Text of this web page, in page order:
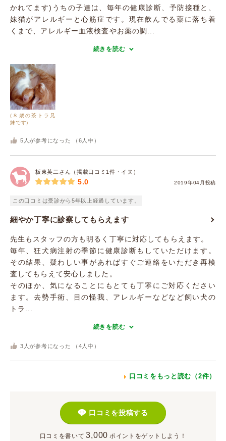
かれてます)うちの子達は、毎年の健康診断、予防接種と、
妹猫がアレルギーと心筋症です。現在飲んでる薬に落ち着
くまで、アレルギー血液検査やお薬の調...
続きを読む
(８歳の茶トラ兄
妹です)
5 人が参考になった （ 6 人中）
板東英二さん（掲載口コミ1件・イヌ）
2019年04月投稿
5.0
この口コミは受診から5年以上経過しています。
細やか丁寧に診察してもらえます
先生もスタッフの方も明るく丁寧に対応してもらえます。
毎年、狂犬病注射の季節に健康診断もしていただけます。
その結果、疑わしい事があればすぐご連絡をいただき再検
査してもらえて安心しました。
そのほか、気になることにもとても丁寧にご対応ください
ます。去勢手術、目の怪我、アレルギーなどなど飼い犬の
トラ...
続きを読む
3 人が参考になった （ 4 人中）
口コミをもっと読む（2件）
口コミを投稿する
口コミを書いて 3,000 ポイント をゲットしよう！